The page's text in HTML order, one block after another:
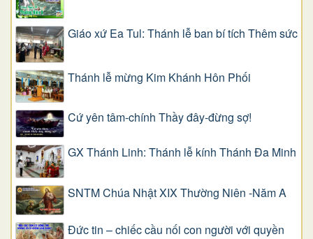
Giáo xứ Ea Tul: Thánh lễ ban bí tích Thêm sức
Thánh lễ mừng Kim Khánh Hôn Phối
Cứ yên tâm-chính Thầy đây-đừng sợ!
GX Thánh Linh: Thánh lễ kính Thánh Đa Minh
SNTM Chúa Nhật XIX Thường Niên -Năm A
Đức tin – chiếc cầu nối con người với quyền